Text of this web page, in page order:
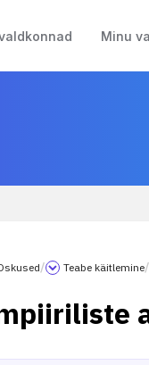
Minu
/ Teabe käitlemine/